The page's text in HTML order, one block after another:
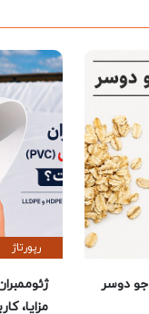
جو دوسر
رپورتاژ
مزایا،